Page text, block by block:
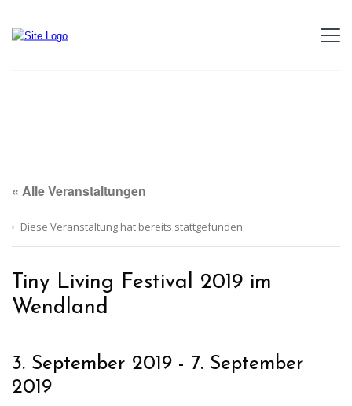
« Alle Veranstaltungen
Diese Veranstaltung hat bereits stattgefunden.
Tiny Living Festival 2019 im
Wendland
3. September 2019 - 7. September
2019